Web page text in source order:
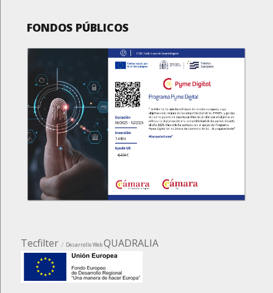
FONDOS PÚBLICOS
Tecfilter Desarrollo WebQUADRALIA